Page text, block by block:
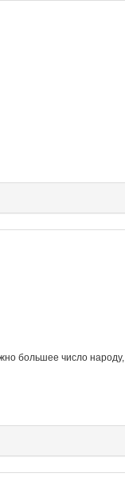
большее число